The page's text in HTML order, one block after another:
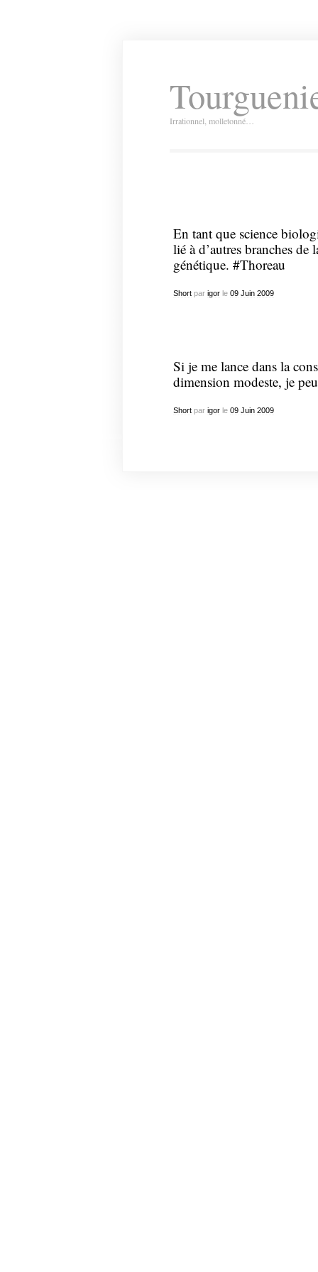
Irrationnel, molletonné…
En tant que science
lié à d’autres branches
génétique. #Thoreau
Shortpar igorle 09 Juin 2009
Si je me lance dans la
dimension modeste, je
Shortpar igorle 09 Juin 2009